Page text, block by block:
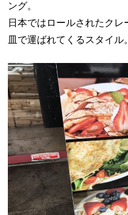
ング。
日本ではロールされたク
皿で運ばれてくるスタイル。